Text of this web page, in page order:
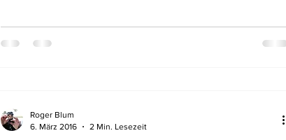
Roger Blum
6. März 2016
2 Min. Lesezeit